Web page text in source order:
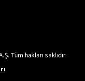
Tüm hakları saklıdır.